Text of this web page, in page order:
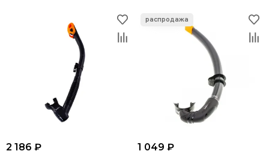
2 186 ₽ 1 049 ₽